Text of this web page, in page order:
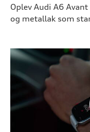
Oplev Audi A6
og metallak som